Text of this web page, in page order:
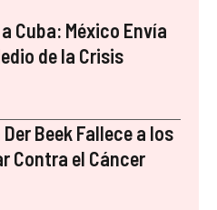
Cuba: México Envía
de la Crisis
Beek Fallece a los
Contra el Cáncer